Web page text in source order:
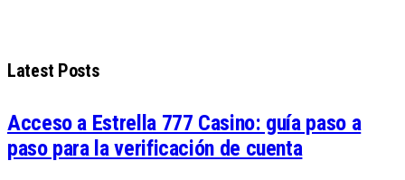
Latest Posts
Acceso a Estrella 777 Casino: guía paso a
paso para la verificación de cuenta